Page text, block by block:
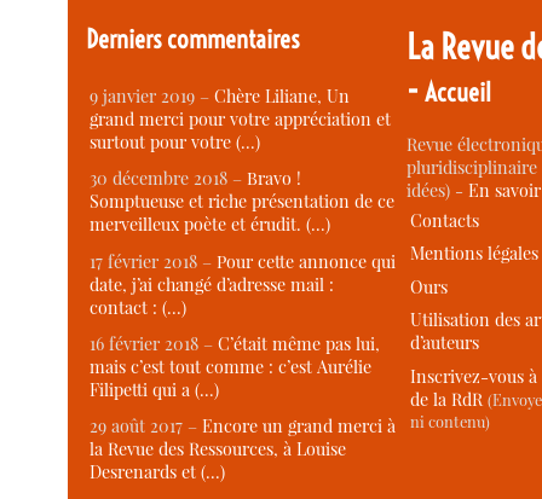
Derniers commentaires
9 janvier 2019 –Chère Liliane, Un
grand merci pour votre appréciation et
surtout pour votre (…)
30 décembre 2018 –Bravo !
Somptueuse et riche présentation de ce
merveilleux poète et érudit. (…)
17 février 2018 –Pour cette annonce qui
date, j’ai changé d’adresse mail :
contact : (…)
16 février 2018 –C’était même pas lui,
mais c’est tout comme : c’est Aurélie
Filipetti qui a (…)
29 août 2017 –Encore un grand merci à
la Revue des Ressources, à Louise
Desrenards et (…)
La Revue
-Accueil
Revue
idées) -En
Contacts
Mentions légales
Ours
Utilisation des
d’auteurs
Inscrivez-vous
de la RdR
ni contenu)